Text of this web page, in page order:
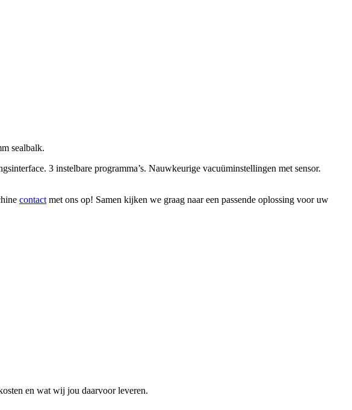
sealbalk.
3 instelbare programma’s. Nauwkeurige vacuüminstellingen met sensor.
contact met ons op! Samen kijken we graag naar een passende oplossing voor uw
en wat wij jou daarvoor leveren.